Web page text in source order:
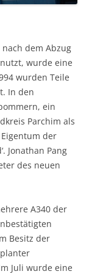
dem Abzug
wurde eine
wurden Teile
In den
ein
Parchim als
der
Jonathan Pang
des neuen
A340 der
Besitz der
Juli wurde eine